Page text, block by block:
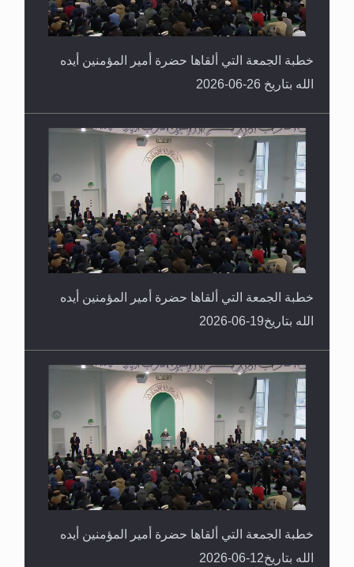
خطبة الجمعة التي ألقاها حضرة أمير المؤمنين أيده
الله بتاريخ 26-06-2026
خطبة الجمعة التي ألقاها حضرة أمير المؤمنين أيده
الله بتاريخ19-06-2026
خطبة الجمعة التي ألقاها حضرة أمير المؤمنين أيده
الله بتاريخ12-06-2026